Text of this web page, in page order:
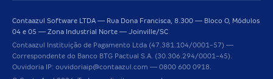
Contaazul Software LTDA — Rua Dona Francisca, 8.300 — Bloco O, Módulos
04 e 05 — Zona Industrial Norte — Joinville/SC
Contaazul Instituição de Pagamento Ltda (47.381.104/0001-57) —
Correspondente do Banco BTG Pactual S.A. (30.306.294/0001-45).
Ouvidoria IP: ouvidoriaip@contaazul.com — 0800 600 0918.